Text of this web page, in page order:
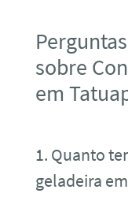
sobre
em
1. Quanto
geladeira